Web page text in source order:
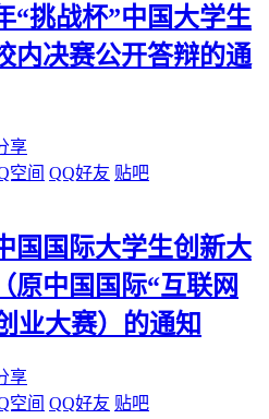
“挑战杯”中国大学生
内决赛公开答辩的通
享
空间 QQ好友 贴吧
国国际大学生创新大
原中国国际“互联网
业大赛）的通知
享
空间 QQ好友 贴吧